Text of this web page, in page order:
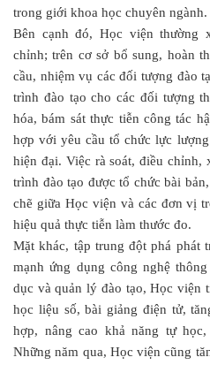
trong giới khoa học chuyên ngành.
Bên cạnh đó, Học viện thường
chỉnh; trên cơ sở bổ sung, hoàn
cầu, nhiệm vụ các đối tượng đào
trình đào tạo cho các đối tượng
hóa, bám sát thực tiễn công tác
hợp với yêu cầu tổ chức lực
hiện đại. Việc rà soát, điều chỉnh,
trình đào tạo được tổ chức bài
chẽ giữa Học viện và các đơn vị
hiệu quả thực tiễn làm thước đo.
Mặt khác, tập trung đột phá phát
mạnh ứng dụng công nghệ
dục và quản lý đào tạo, Học viện
học liệu số, bài giảng điện tử,
hợp, nâng cao khả năng tự
Những năm qua, Học viện cũng